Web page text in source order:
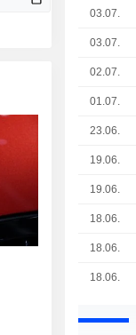
03.07.
03.07.
02.07.
01.07.
23.06.
19.06.
19.06.
18.06.
18.06.
18.06.